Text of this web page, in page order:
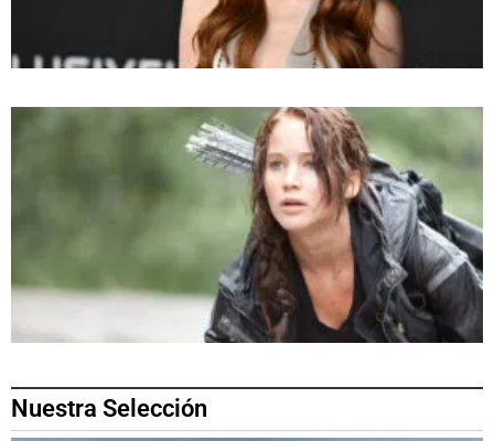
Nuestra Selección